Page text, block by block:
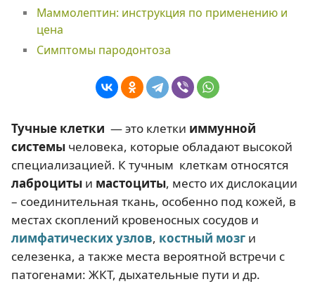
Маммолептин: инструкция по применению и
цена
Симптомы пародонтоза
Тучные клетки — это клетки иммунной
системы человека, которые обладают высокой
специализацией. К тучным клеткам относятся
лаброциты и мастоциты, место их дислокации
– соединительная ткань, особенно под кожей, в
местах скоплений кровеносных сосудов и
лимфатических узлов, костный мозг и
селезенка, а также места вероятной встречи с
патогенами: ЖКТ, дыхательные пути и др.